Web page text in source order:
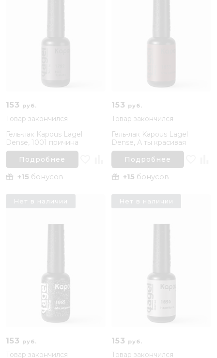
153 руб.
Товар закончился
Гель-лак Kapous Lagel
Dense, 1001 причина
Подробнее
+15 бонусов
153 руб.
Товар закончился
Гель-лак Kapous Lagel
Dense, А ты красивая
Подробнее
+15 бонусов
153 руб.
Товар закончился
Нет в наличии
153 руб.
Товар закончился
Нет в наличии